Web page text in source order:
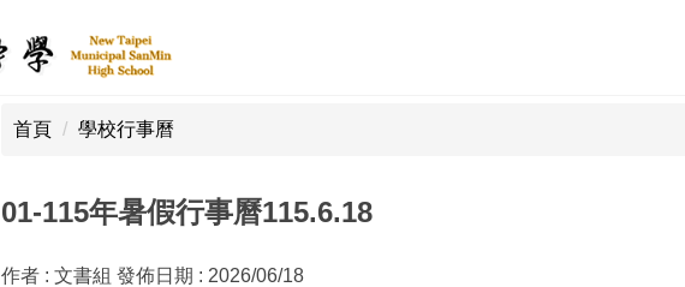
首頁 學校行事曆
01-115年暑假行事曆115.6.18
作者 :文書組發佈日期 : 2026/06/18